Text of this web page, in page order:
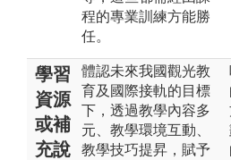
程的專業訓練方能勝
任。
學習
資源
或補
充說
體認未來我國觀光教
育及國際接軌的目標
下，透過教學內容多
元、教學環境互動、
教學技巧提昇，賦予